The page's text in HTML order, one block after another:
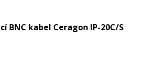
BNC kabel Ceragon IP-20C/S